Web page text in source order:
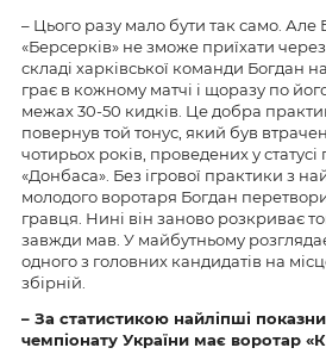
– Цього разу мало бути так само. Але
«Берсерків» не зможе приїхати
складі харківської команди Богдан
грає в кожному матчі і щоразу по
межах 30-50 кидків. Це добра
повернув той тонус, який був
чотирьох років, проведених у статусі
«Донбаса». Без ігрової практики з
молодого воротаря Богдан
гравця. Нині він заново розкриває
завжди мав. У майбутньому
одного з головних кандидатів на
збірній.
– За статистикою найліпші
чемпіонату України має воротар